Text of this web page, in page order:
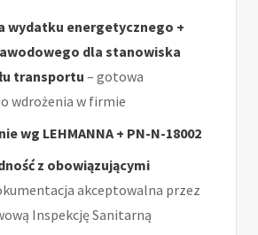
wydatku energetycznego +
dla stanowiska
transportu – gotowa
wdrożenia w firmie
wg LEHMANNA + PN-N-18002
z obowiązującymi
akceptowalna przez
Inspekcję Sanitarną